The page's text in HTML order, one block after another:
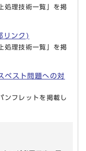
処理技術一覧」を掲
リンク)
処理技術一覧」を掲
ベスト問題への対
ンフレットを掲載し